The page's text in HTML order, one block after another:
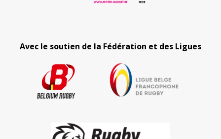
Avec le soutien de la Fédération et des Ligues